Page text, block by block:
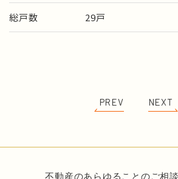
総戸数 29
PREV NEXT
不動産のあらゆることのご相